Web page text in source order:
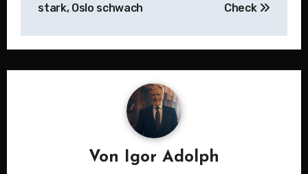
stark, Oslo schwach
Check
Von Igor Adolph